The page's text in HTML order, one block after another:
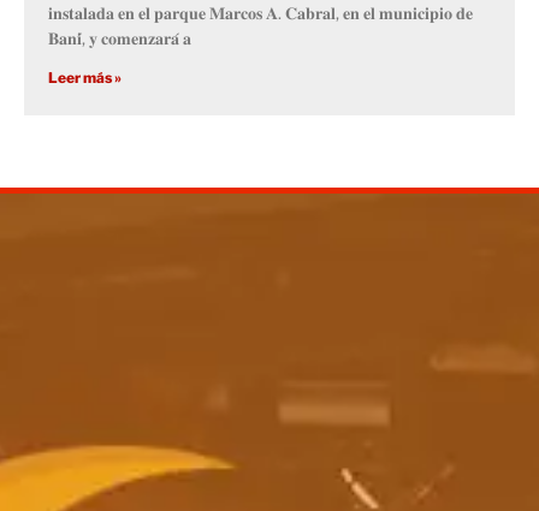
𝐢𝐧𝐬𝐭𝐚𝐥𝐚𝐝𝐚 𝐞𝐧 𝐞𝐥 𝐩𝐚𝐫𝐪𝐮𝐞 𝐌𝐚𝐫𝐜𝐨𝐬 𝐀. 𝐂𝐚𝐛𝐫𝐚𝐥, 𝐞𝐧 𝐞𝐥 𝐦𝐮𝐧𝐢𝐜𝐢𝐩𝐢𝐨 𝐝𝐞
𝐁𝐚𝐧𝐢́, 𝐲 𝐜𝐨𝐦𝐞𝐧𝐳𝐚𝐫𝐚́ 𝐚
Leer más »